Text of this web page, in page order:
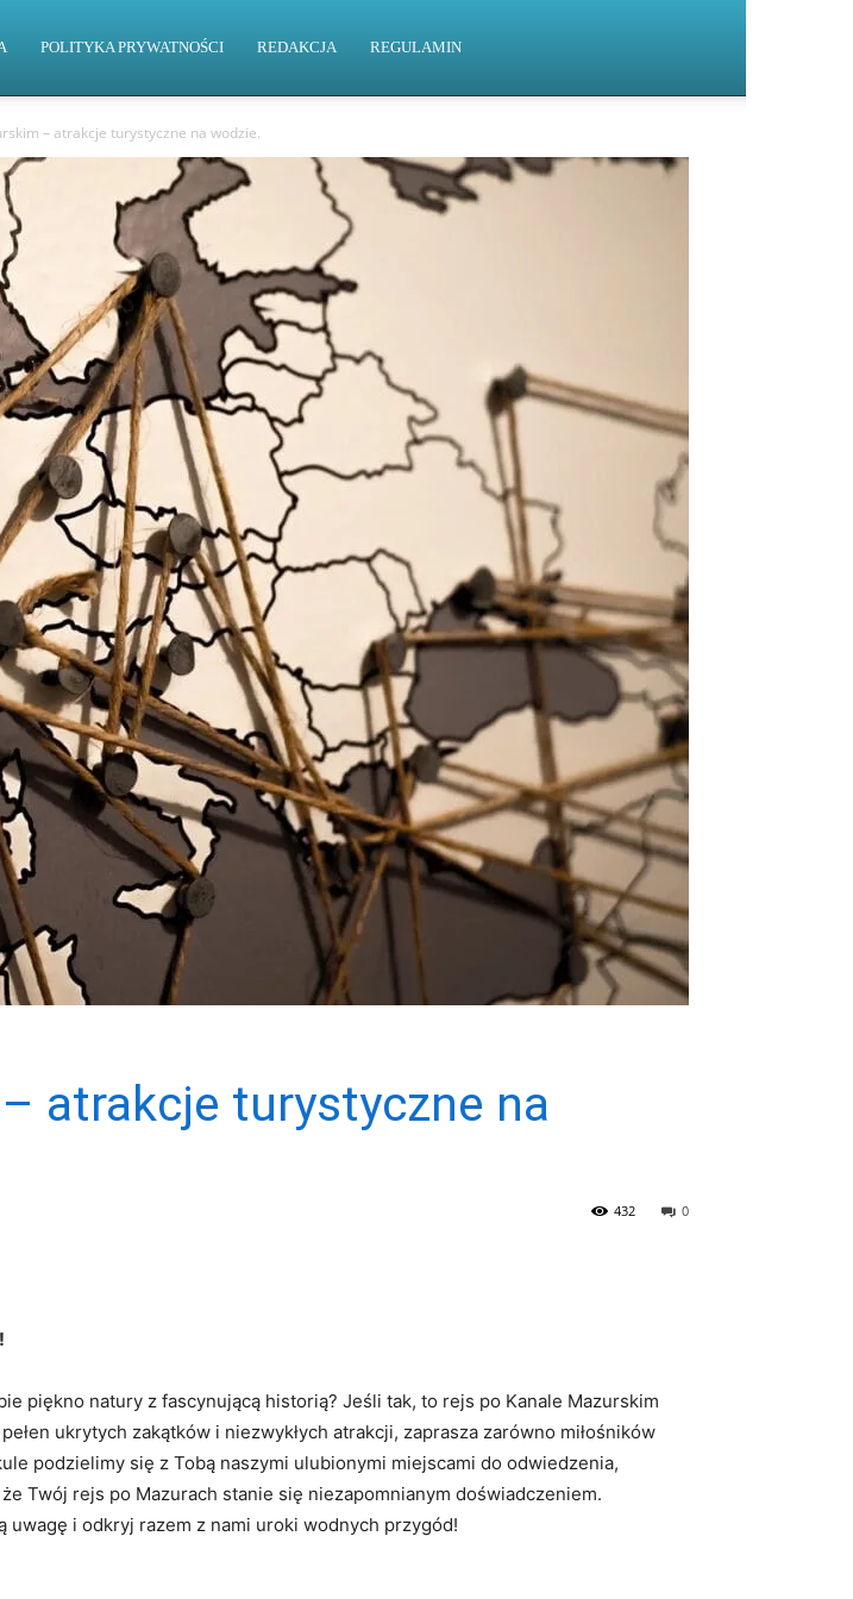
POLITYKA PRYWATNOŚCI REDAKCJA REGULAMIN
– atrakcje turystyczne na wodzie.
atrakcje turystyczne na
0
432
piękno ​natury z fascynującą historią? Jeśli tak, to rejs po Kanale ⁢Mazurskim‌
ukrytych zakątków⁣ i niezwykłych atrakcji, zaprasza zarówno miłośników
podzielimy się z Tobą naszymi ulubionymi miejscami do odwiedzenia,
Twój rejs ⁣po Mazurach stanie‌ się niezapomnianym doświadczeniem.
uwagę⁤ i odkryj razem‍ z nami uroki ⁣wodnych przygód!